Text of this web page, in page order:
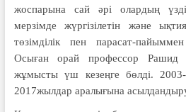
жоспарына сай әрі олардың
мерзімде жүргізілетін және
төзімділік пен парасат-
Осыған орай профессор Рашид
жұмысты үш кезеңге бөлді.
2017жылдар аралығына